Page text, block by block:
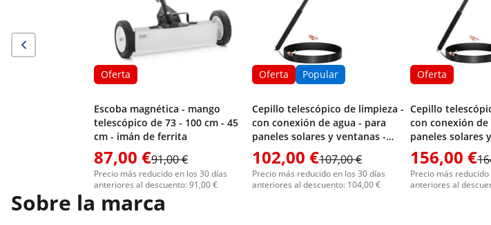
Oferta
Escoba magnética - mango
telescópico de 73 - 100 cm - 45
cm - imán de ferrita
87,00 €91,00 €
Precio más reducido en los 30 días
anteriores al descuento: 91,00 €
Oferta Popular
Cepillo telescópico de limpieza -
con conexión de agua - para
paneles solares y ventanas -
1750 mm - 7200 mm
102,00 €107,00 €
Precio más reducido en los 30 días
anteriores al descuento: 104,00 €
Oferta
Cepillo
con conexión de
paneles solares
1820 mm - 8900
156,00 €
Precio más
anteriores al
Sobre la marca